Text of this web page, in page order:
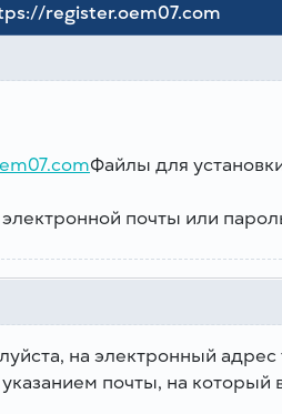
register.oem07.com
Файлы для
почты или
на электронный
почты, на который